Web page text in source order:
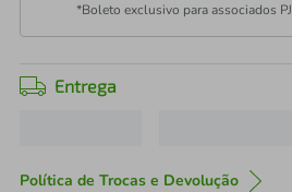
*Boleto exclusivo para associados PJ
Entrega
Política de Trocas e Devolução